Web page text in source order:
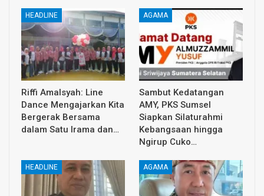
HEADLINE
Riffi Amalsyah: Line
Dance Mengajarkan Kita
Bergerak Bersama
dalam Satu Irama dan…
AGAMA
Sambut Kedatangan
AMY, PKS Sumsel
Siapkan Silaturahmi
Kebangsaan hingga
Ngirup Cuko…
HEADLINE AGAMA